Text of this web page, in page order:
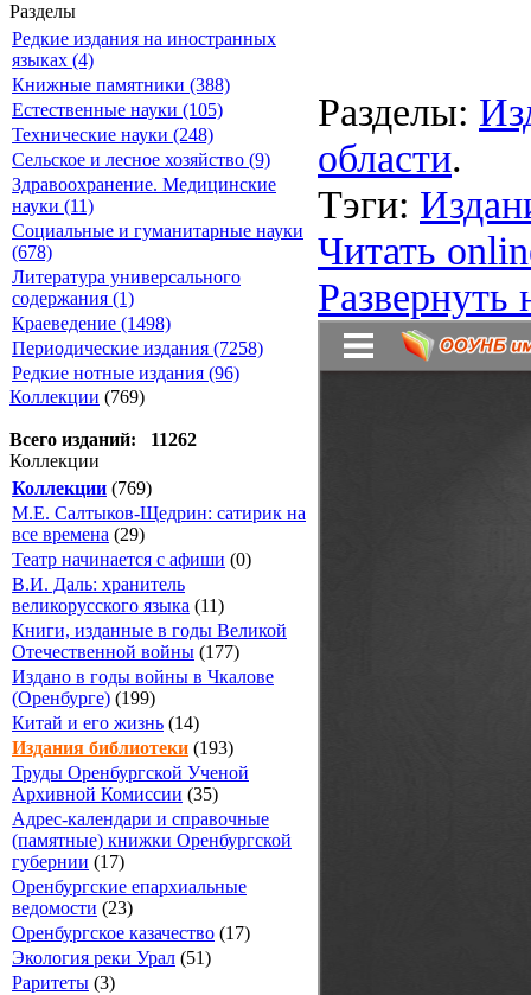
Разделы
Редкие издания на иностранных
языках (4)
Книжные памятники (388)
Естественные науки (105)
Технические науки (248)
Сельское и лесное хозяйство (9)
Здравоохранение. Медицинские
науки (11)
Социальные и гуманитарные науки
(678)
Литература универсального
содержания (1)
Краеведение (1498)
Периодические издания (7258)
Редкие нотные издания (96)
Коллекции (769)
Всего изданий: 11262
Коллекции
Коллекции (769)
М.Е. Салтыков-Щедрин: сатирик на
все времена (29)
Театр начинается с афиши (0)
В.И. Даль: хранитель
великорусского языка (11)
Книги, изданные в годы Великой
Отечественной войны (177)
Издано в годы войны в Чкалове
(Оренбурге) (199)
Китай и его жизнь (14)
Издания библиотеки (193)
Труды Оренбургской Ученой
Архивной Комиссии (35)
Адрес-календари и справочные
(памятные) книжки Оренбургской
губернии (17)
Оренбургские епархиальные
ведомости (23)
Оренбургское казачество (17)
Экология реки Урал (51)
Раритеты (3)
Разделы:
области.
Тэги:
Читать
Развернуть